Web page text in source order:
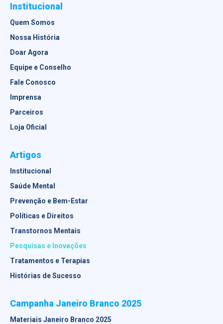
Institucional
Quem Somos
Nossa História
Doar Agora
Equipe e Conselho
Fale Conosco
Imprensa
Parceiros
Loja Oficial
Artigos
Institucional
Saúde Mental
Prevenção e Bem-Estar
Políticas e Direitos
Transtornos Mentais
Pesquisas e Inovações
Tratamentos e Terapias
Histórias de Sucesso
Campanha Janeiro Branco 2025
Materiais Janeiro Branco 2025